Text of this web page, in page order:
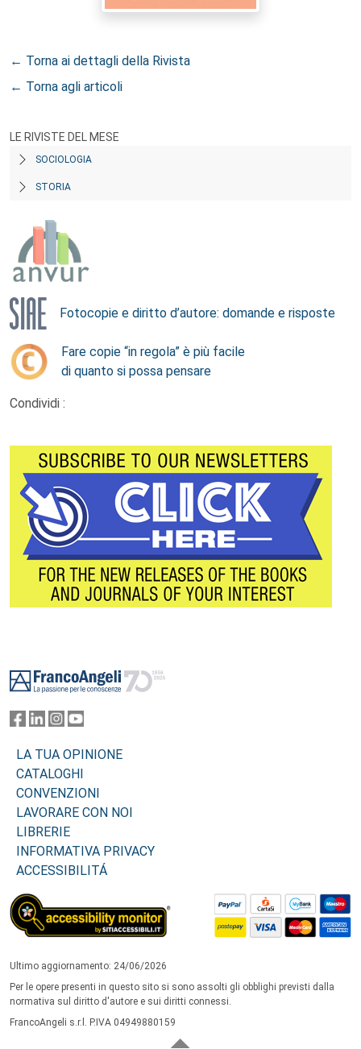
← Torna ai dettagli della Rivista
← Torna agli articoli
LE RIVISTE DEL MESE
SOCIOLOGIA
STORIA
Fotocopie e diritto d’autore: domande e risposte
Fare copie “in regola” è più facile
di quanto si possa pensare
Condividi :
LA TUA OPINIONE
CATALOGHI
CONVENZIONI
LAVORARE CON NOI
LIBRERIE
INFORMATIVA PRIVACY
ACCESSIBILITÁ
Ultimo aggiornamento: 24/06/2026
Per le opere presenti in questo sito si sono assolti gli obblighi previsti dalla
normativa sul diritto d'autore e sui diritti connessi.
FrancoAngeli s.r.l. P.IVA 04949880159